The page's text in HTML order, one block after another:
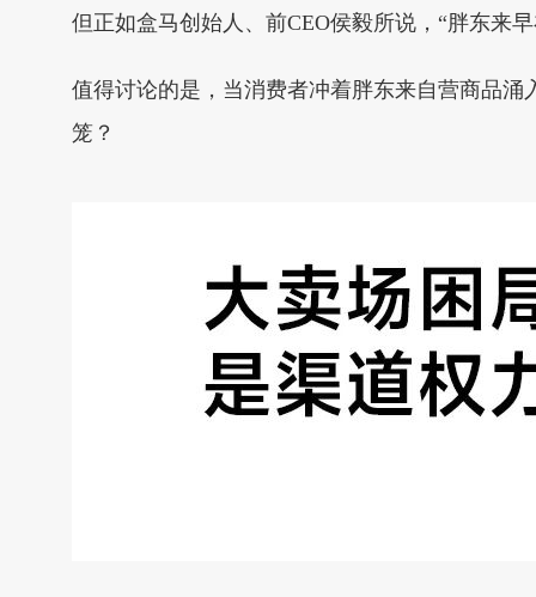
但正如盒马创始人、前CEO侯毅所说，“胖东来
值得讨论的是，当消费者冲着胖东来自营商品
笼？